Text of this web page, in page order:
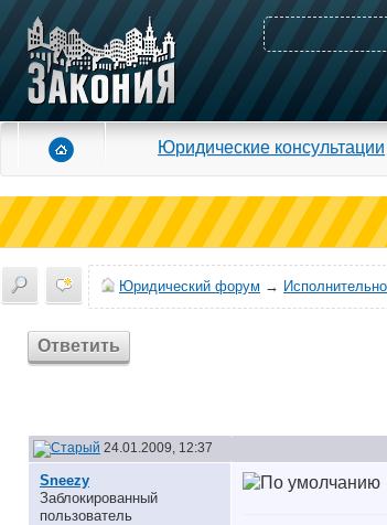
Юридические консультации
Юридический форум →
Ответить
24.01.2009, 12:37
Sneezy
Заблокированный
пользователь